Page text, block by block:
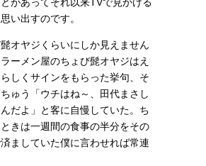
い出すのです。
オヤジくらいにしか見えません
ーメン屋のちょび髭オヤジはえ
しくサインをもらった挙句、そ
ゅう「ウチはね～、田代まさし
だよ」と客に自慢していた。ち
きは一週間の食事の半分をその
ましていた僕に言わせれば常連